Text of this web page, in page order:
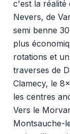
c'est la réalité
Nevers, de
semi benne
plus
rotations et
traverses de
Clamecy, le
les centres
Vers le
Montsauche-